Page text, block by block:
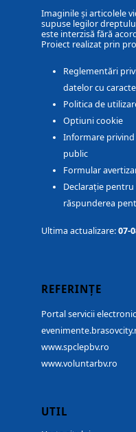
Imaginile și articolele
supuse legilor
este interzisă fără
Proiect realizat prin
Reglementări
datelor cu
Politica de
Optiuni cookie
Informare
public
Formular
Declarație
răspunderea
Ultima actualizare:07-
REFERINȚE
Portal servicii
www.spclepbv.ro
www.voluntarbv.ro
UTIL